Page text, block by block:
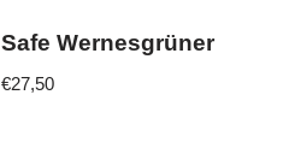
Safe Wernesgrüner
€27,50